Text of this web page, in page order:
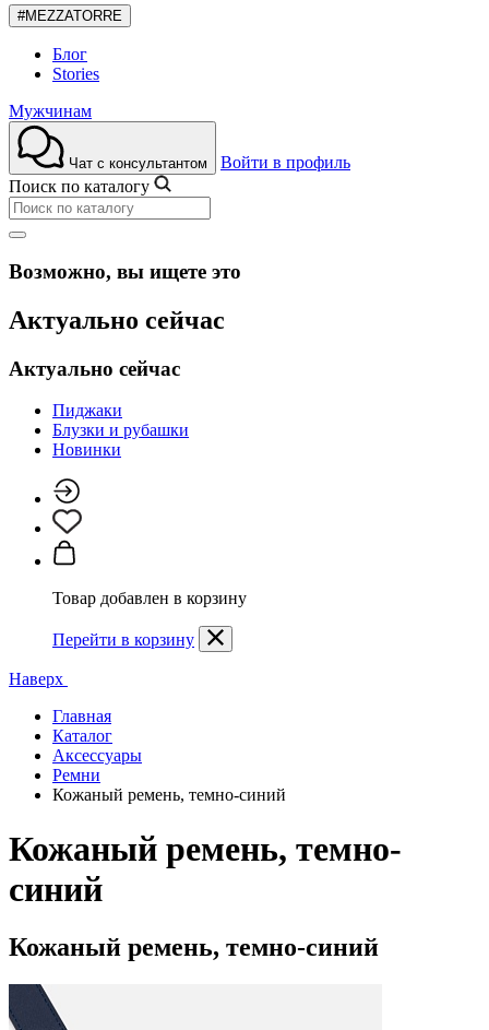
#MEZZATORRE
Блог
Stories
Мужчинам
Чат с консультантом
Войти в профиль
Поиск по каталогу
Возможно, вы ищете это
Актуально сейчас
Актуально сейчас
Пиджаки
Блузки и рубашки
Новинки
Товар добавлен в корзину
Перейти в корзину
Наверх
Главная
Каталог
Аксессуары
Ремни
Кожаный ремень, темно-синий
Кожаный ремень, темно-
синий
Кожаный ремень, темно-синий